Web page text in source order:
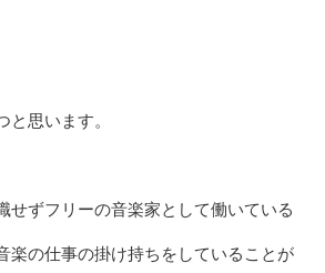
思います。
せずフリーの音楽家として働いている
楽の仕事の掛け持ちをしていることが